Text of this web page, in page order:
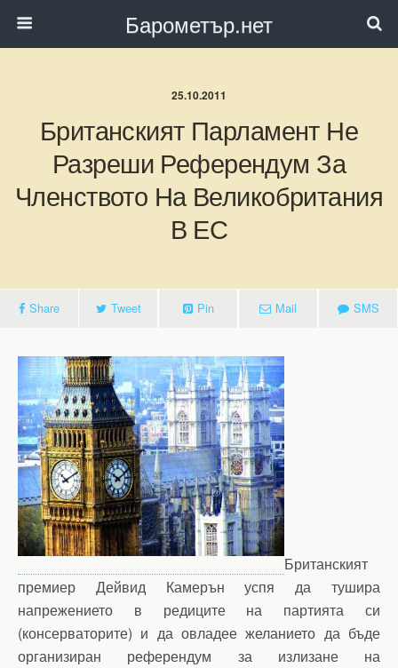
Барометър.нет
25.10.2011
Британският Парламент Не
Разреши Референдум За
Членството На Великобритания
В ЕС
Share Tweet Pin Mail SMS
Британският
премиер Дейвид Камерън успя да тушира
напрежението в редиците на партията си
(консерваторите) и да овладее желанието да бъде
организиран референдум за излизане на